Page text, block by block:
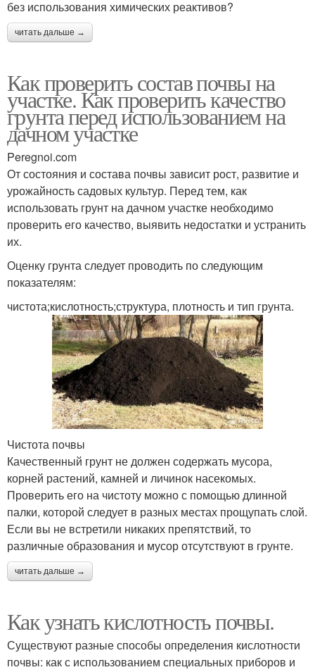
без использования химических реактивов?
читать дальше →
Как проверить состав почвы на
участке. Как проверить качество
грунта перед использованием на
дачном участке
Peregnoi.com
От состояния и состава почвы зависит рост, развитие и
урожайность садовых культур. Перед тем, как
использовать грунт на дачном участке необходимо
проверить его качество, выявить недостатки и устранить
их.
Оценку грунта следует проводить по следующим
показателям:
чистота;кислотность;структура, плотность и тип грунта.
Чистота почвы
Качественный грунт не должен содержать мусора,
корней растений, камней и личинок насекомых.
Проверить его на чистоту можно с помощью длинной
палки, которой следует в разных местах прощупать слой.
Если вы не встретили никаких препятствий, то
различные образования и мусор отсутствуют в грунте.
читать дальше →
Как узнать кислотность почвы.
Существуют разные способы определения кислотности
почвы: как с использованием специальных приборов и